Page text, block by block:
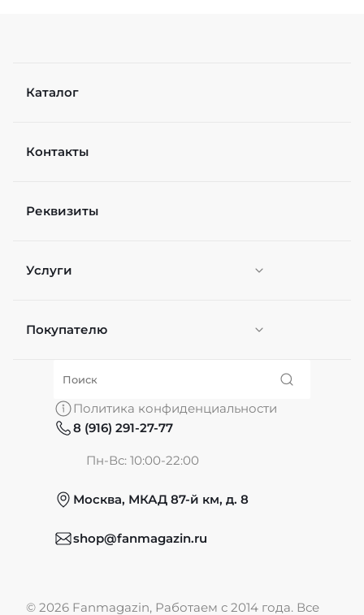
Каталог
Контакты
Реквизиты
Услуги
Персонификация
Покупателю
О нас
Обмен и возврат
Политика конфиденциальности
8 (916) 291-27-77
Пн-Вс: 10:00-22:00
Москва, МКАД 87-й км, д. 8
shop@fanmagazin.ru
© 2026 Fanmagazin, Работаем с 2014 года. Все